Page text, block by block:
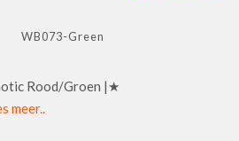
WB073-Green
Rood/Groen |★
meer..